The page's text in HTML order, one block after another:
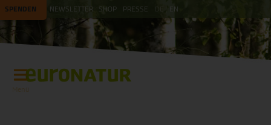
SPENDEN NEWSLETTER SHOP PRESSE EN